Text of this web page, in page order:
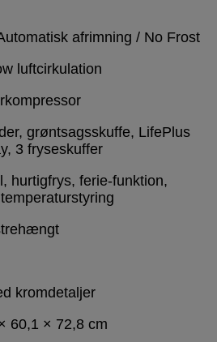
afrimning / No Frost
luftcirkulation
grøntsagsskuffe, LifePlus
3 fryseskuffer
hurtigfrys, ferie-funktion,
kromdetaljer
60,1 × 72,8 cm